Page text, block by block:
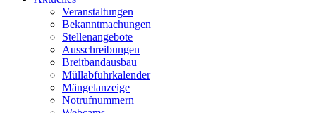
Veranstaltungen
Bekanntmachungen
Stellenangebote
Ausschreibungen
Breitbandausbau
Müllabfuhrkalender
Mängelanzeige
Notrufnummern